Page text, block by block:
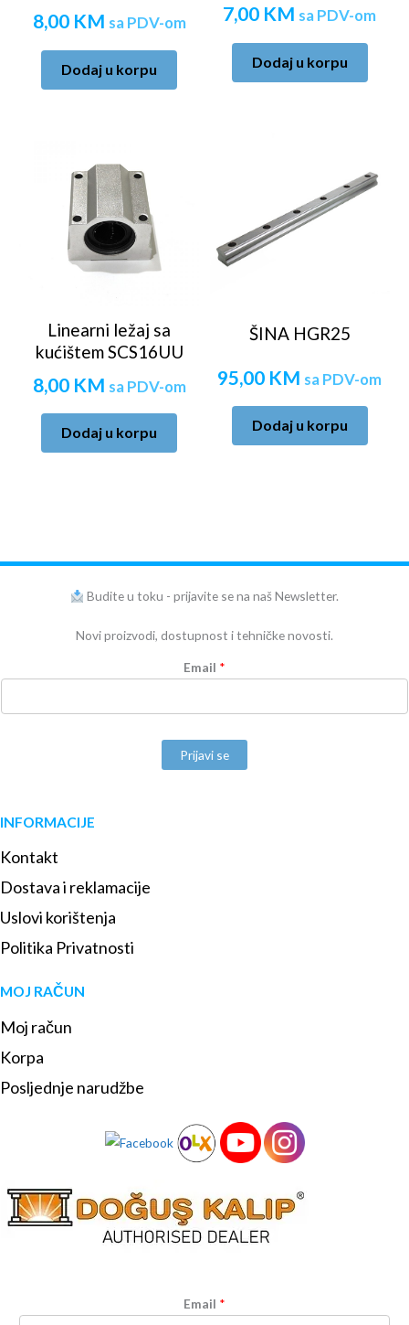
8,00 KM sa PDV-om
Dodaj u korpu
7,00 KM sa PDV-om
Dodaj u korpu
Linearni ležaj sa
kućištem SCS16UU
8,00 KM sa PDV-om
Dodaj u korpu
ŠINA HGR25
95,00 KM sa PDV-om
Dodaj u korpu
Budite u toku - prijavite se na naš Newsletter.
Novi proizvodi, dostupnost i tehničke novosti.
Email *
Prijavi se
INFORMACIJE
Kontakt
Dostava i reklamacije
Uslovi korištenja
Politika Privatnosti
MOJ RAČUN
Moj račun
Korpa
Posljednje narudžbe
Email *